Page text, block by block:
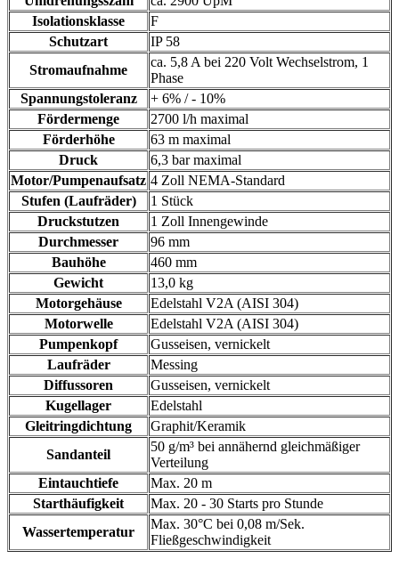
Isolationsklasse
F
Schutzart
IP 58
Stromaufnahme
ca. 5,8 A bei 220 Volt Wechselstrom, 1
Phase
Spannungstoleranz
+ 6% / - 10%
Fördermenge
2700 l/h maximal
Förderhöhe
63 m maximal
Druck
6,3 bar maximal
Motor/Pumpenaufsatz 4 Zoll NEMA-Standard
Stufen (Laufräder)
1 Stück
Druckstutzen
1 Zoll Innengewinde
Durchmesser
96 mm
Bauhöhe
460 mm
Gewicht
13,0 kg
Motorgehäuse
Edelstahl V2A (AISI 304)
Motorwelle
Edelstahl V2A (AISI 304)
Pumpenkopf
Gusseisen, vernickelt
Laufräder
Messing
Diffussoren
Gusseisen, vernickelt
Kugellager
Edelstahl
Gleitringdichtung
Graphit/Keramik
Sandanteil
50 g/m³ bei annähernd gleichmäßiger
Verteilung
Eintauchtiefe
Max. 20 m
Starthäufigkeit
Max. 20 - 30 Starts pro Stunde
Wassertemperatur
Max. 30°C bei 0,08 m/Sek.
Fließgeschwindigkeit